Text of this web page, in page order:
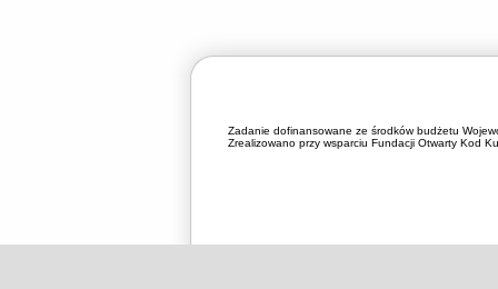
Zadanie dofinansowane ze środków budżetu
Zrealizowano przy wsparciu Fundacji Otwarty Kod